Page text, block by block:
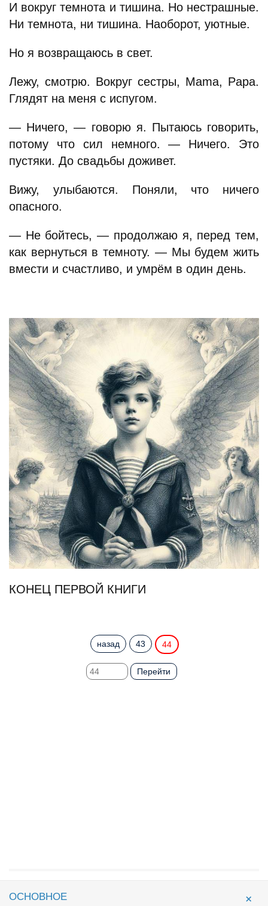
И вокруг темнота и тишина. Но нестрашные.
Ни темнота, ни тишина. Наоборот, уютные.
Но я возвращаюсь в свет.
Лежу, смотрю. Вокруг сестры, Mama, Papa.
Глядят на меня с испугом.
— Ничего, — говорю я. Пытаюсь говорить,
потому что сил немного. — Ничего. Это
пустяки. До свадьбы доживет.
Вижу, улыбаются. Поняли, что ничего
опасного.
— Не бойтесь, — продолжаю я, перед тем,
как вернуться в темноту. — Мы будем жить
вмести и счастливо, и умрём в один день.
КОНЕЦ ПЕРВОЙ КНИГИ
назад 43 44
Перейти
ОСНОВНОЕ